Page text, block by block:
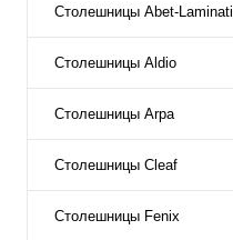
Столешницы Abet-Laminati
Столешницы Aldio
Столешницы Arpa
Столешницы Cleaf
Столешницы Fenix